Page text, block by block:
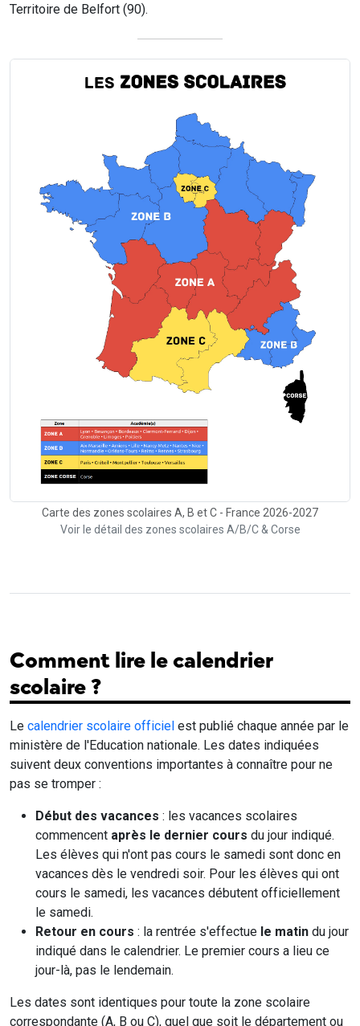
Territoire de Belfort (90).
Carte des zones scolaires A, B et C - France 2026-2027
Voir le détail des zones scolaires A/B/C & Corse
Comment lire le calendrier
scolaire ?
Le calendrier scolaire officiel est publié chaque année par le
ministère de l'Education nationale. Les dates indiquées
suivent deux conventions importantes à connaître pour ne
pas se tromper :
Début des vacances : les vacances scolaires
commencent après le dernier cours du jour indiqué.
Les élèves qui n'ont pas cours le samedi sont donc en
vacances dès le vendredi soir. Pour les élèves qui ont
cours le samedi, les vacances débutent officiellement
le samedi.
Retour en cours : la rentrée s'effectue le matin du jour
indiqué dans le calendrier. Le premier cours a lieu ce
jour-là, pas le lendemain.
Les dates sont identiques pour toute la zone scolaire
correspondante (A, B ou C), quel que soit le département ou